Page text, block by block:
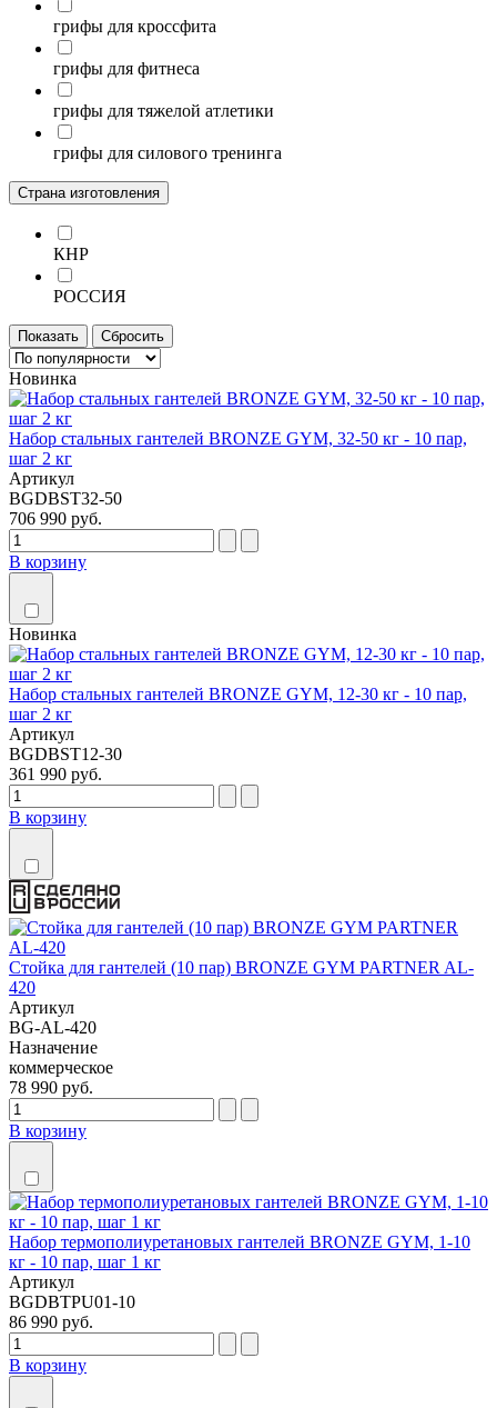
грифы для кроссфита
грифы для фитнеса
грифы для тяжелой атлетики
грифы для силового тренинга
Страна изготовления
КНР
РОССИЯ
Показать Сбросить
Новинка
Набор стальных гантелей BRONZE GYM, 32-50 кг - 10 пар,
шаг 2 кг
Артикул
BGDBST32-50
706 990 руб.
В корзину
Новинка
Набор стальных гантелей BRONZE GYM, 12-30 кг - 10 пар,
шаг 2 кг
Артикул
BGDBST12-30
361 990 руб.
В корзину
Стойка для гантелей (10 пар) BRONZE GYM PARTNER AL-
420
Артикул
BG-AL-420
Назначение
коммерческое
78 990 руб.
В корзину
Набор термополиуретановых гантелей BRONZE GYM, 1-10
кг - 10 пар, шаг 1 кг
Артикул
BGDBTPU01-10
86 990 руб.
В корзину